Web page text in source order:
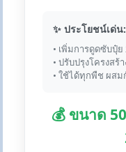
✨ ประโยชน์เด่น:
• เพิ่มการดูดซับปุ๋ย
• ปรับปรุงโครงสร้
• ใช้ได้ทุกพืช ผส
💰 ขนาด